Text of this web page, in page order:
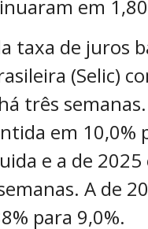
em
taxa de juros
(Selic)
três
em 10,0%
e a de 2025
A de
para 9,0%.